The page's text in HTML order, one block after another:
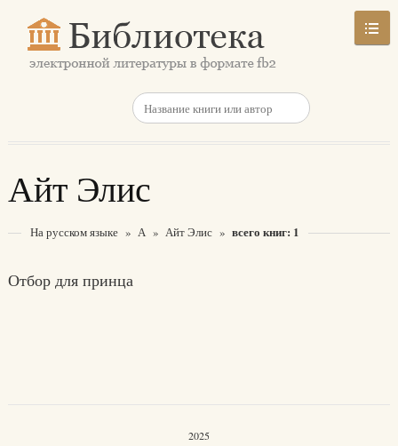
Айт Элис
На русском языке » А » Айт Элис » всего книг: 1
Отбор для принца
2025